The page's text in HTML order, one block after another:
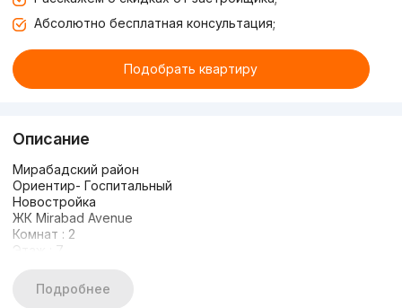
Абсолютно бесплатная консультация;
Подобрать квартиру
Описание
Мирабадский район
Ориентир- Госпитальный
Новостройка
ЖК Mirabad Avenue
Комнат : 2
Этаж : 7
Площадь : 65 кв.м + балкон
Состояние : новый ремонт
Подробнее